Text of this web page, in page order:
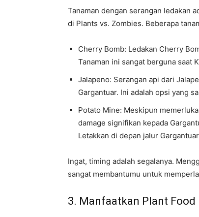
Tanaman dengan serangan ledakan
di Plants vs. Zombies. Beberapa
Cherry Bomb: Ledakan Cherry
Tanaman ini sangat berguna saat
Jalapeno: Serangan api dari
Gargantuar. Ini adalah opsi yang
Potato Mine: Meskipun
damage signifikan kepada
Letakkan di depan jalur
Ingat, timing adalah segalanya.
sangat membantumu untuk
3. Manfaatkan Plant Food